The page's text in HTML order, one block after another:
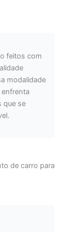
feitos com
modalidade
que se
de carro para